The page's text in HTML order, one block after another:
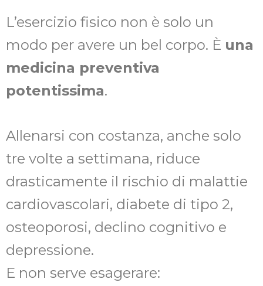
L’esercizio fisico non è solo un
modo per avere un bel corpo. È una
medicina preventiva
potentissima.
Allenarsi con costanza, anche solo
tre volte a settimana, riduce
drasticamente il rischio di malattie
cardiovascolari, diabete di tipo 2,
osteoporosi, declino cognitivo e
depressione.
E non serve esagerare: